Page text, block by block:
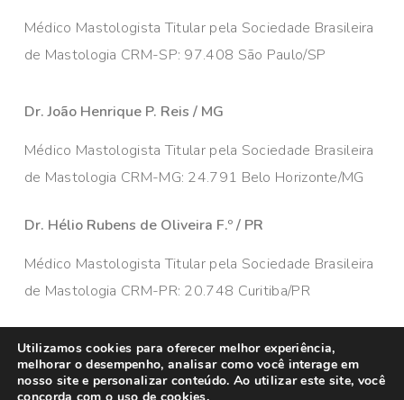
Médico Mastologista Titular pela Sociedade Brasileira
de Mastologia CRM-SP: 97.408 São Paulo/SP
Dr. João Henrique P. Reis / MG
Médico Mastologista Titular pela Sociedade Brasileira
de Mastologia CRM-MG: 24.791 Belo Horizonte/MG
Dr. Hélio Rubens de Oliveira F.º / PR
Médico Mastologista Titular pela Sociedade Brasileira
de Mastologia CRM-PR: 20.748 Curitiba/PR
Utilizamos cookies para oferecer melhor experiência,
melhorar o desempenho, analisar como você interage em
nosso site e personalizar conteúdo. Ao utilizar este site, você